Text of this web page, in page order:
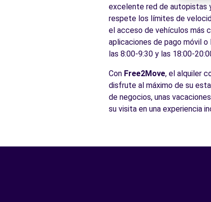
excelente red de autopistas
respete los límites de
el acceso de vehículos más
aplicaciones de pago móvil
las 8:00-9:30 y las 18:00-
Con Free2Move, el alquiler
disfrute al máximo de su
de negocios, unas
su visita en una experiencia